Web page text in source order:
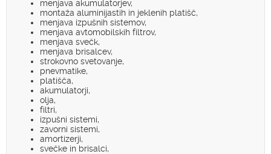
menjava akumulatorjev,
montaža aluminijastih in jeklenih platišč,
menjava izpušnih sistemov,
menjava avtomobilskih filtrov,
menjava svečk,
menjava brisalcev,
strokovno svetovanje,
pnevmatike,
platišča,
akumulatorji,
olja,
filtri,
izpušni sistemi,
zavorni sistemi,
amortizerji,
svečke in brisalci,